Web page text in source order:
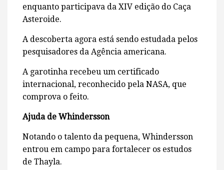
enquanto participava da XIV edição do Caça
Asteroide.
A descoberta agora está sendo estudada pelos
pesquisadores da Agência americana.
A garotinha recebeu um certificado
internacional, reconhecido pela NASA, que
comprova o feito.
Ajuda de Whindersson
Notando o talento da pequena, Whindersson
entrou em campo para fortalecer os estudos
de Thayla.